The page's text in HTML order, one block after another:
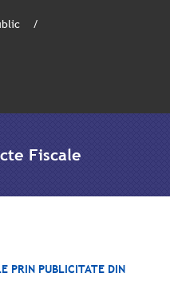
Fiscale
PRIN PUBLICITATE DIN